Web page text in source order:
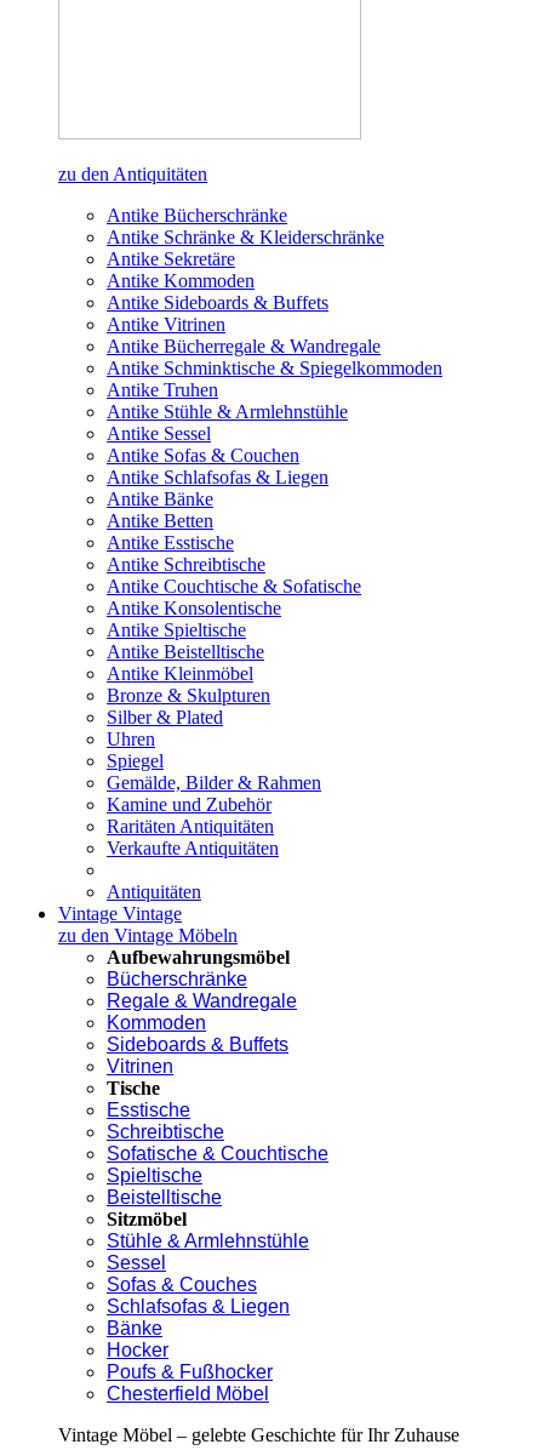
zu den Antiquitäten
Antike Bücherschränke
Antike Schränke & Kleiderschränke
Antike Sekretäre
Antike Kommoden
Antike Sideboards & Buffets
Antike Vitrinen
Antike Bücherregale & Wandregale
Antike Schminktische & Spiegelkommoden
Antike Truhen
Antike Stühle & Armlehnstühle
Antike Sessel
Antike Sofas & Couchen
Antike Schlafsofas & Liegen
Antike Bänke
Antike Betten
Antike Esstische
Antike Schreibtische
Antike Couchtische & Sofatische
Antike Konsolentische
Antike Spieltische
Antike Beistelltische
Antike Kleinmöbel
Bronze & Skulpturen
Silber & Plated
Uhren
Spiegel
Gemälde, Bilder & Rahmen
Kamine und Zubehör
Raritäten Antiquitäten
Verkaufte Antiquitäten
Antiquitäten
Vintage Vintage
zu den Vintage Möbeln
Aufbewahrungsmöbel
Bücherschränke
Regale & Wandregale
Kommoden
Sideboards & Buffets
Vitrinen
Tische
Esstische
Schreibtische
Sofatische & Couchtische
Spieltische
Beistelltische
Sitzmöbel
Stühle & Armlehnstühle
Sessel
Sofas & Couches
Schlafsofas & Liegen
Bänke
Hocker
Poufs & Fußhocker
Chesterfield Möbel
Vintage Möbel – gelebte Geschichte für Ihr Zuhause